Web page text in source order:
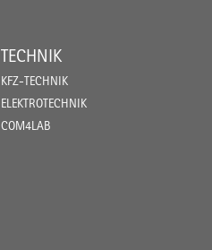
TECHNIK
KFZ-TECHNIK
ELEKTROTECHNIK
COM4LAB